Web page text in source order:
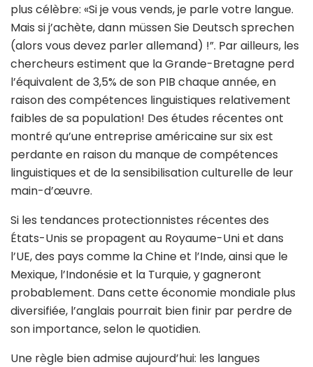
plus célèbre: «Si je vous vends, je parle votre langue.
Mais si j’achète, dann müssen Sie Deutsch sprechen
(alors vous devez parler allemand) !”. Par ailleurs, les
chercheurs estiment que la Grande-Bretagne perd
l’équivalent de 3,5% de son PIB chaque année, en
raison des compétences linguistiques relativement
faibles de sa population! Des études récentes ont
montré qu’une entreprise américaine sur six est
perdante en raison du manque de compétences
linguistiques et de la sensibilisation culturelle de leur
main-d’œuvre.
Si les tendances protectionnistes récentes des
États-Unis se propagent au Royaume-Uni et dans
l’UE, des pays comme la Chine et l’Inde, ainsi que le
Mexique, l’Indonésie et la Turquie, y gagneront
probablement. Dans cette économie mondiale plus
diversifiée, l’anglais pourrait bien finir par perdre de
son importance, selon le quotidien.
Une règle bien admise aujourd’hui: les langues